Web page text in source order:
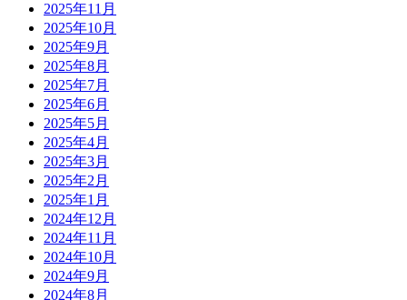
2025年11月
2025年10月
2025年9月
2025年8月
2025年7月
2025年6月
2025年5月
2025年4月
2025年3月
2025年2月
2025年1月
2024年12月
2024年11月
2024年10月
2024年9月
2024年8月